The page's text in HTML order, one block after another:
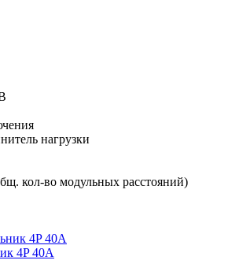
нагрузки
кол-во модульных расстояний)
4P 40А